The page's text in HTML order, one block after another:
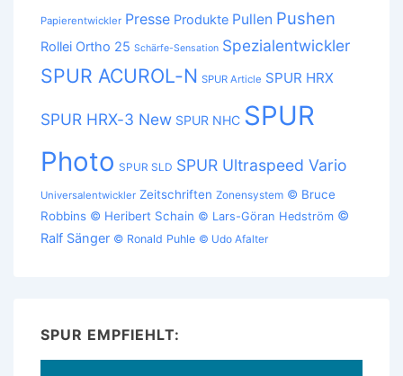
Papierentwickler Presse Produkte Pullen Pushen
Rollei Ortho 25 Schärfe-Sensation Spezialentwickler
SPUR ACUROL-N SPUR Article SPUR HRX
SPUR HRX-3 New SPUR NHC SPUR
Photo SPUR SLD SPUR Ultraspeed Vario
Universalentwickler Zeitschriften Zonensystem © Bruce
Robbins © Heribert Schain © Lars-Göran Hedström ©
Ralf Sänger © Ronald Puhle © Udo Afalter
SPUR EMPFIEHLT: